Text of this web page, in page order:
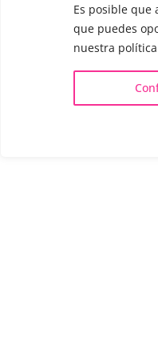
Es posible
que puedes
nuestra